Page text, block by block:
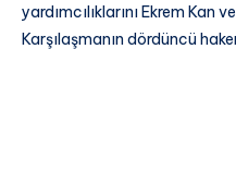
yardımcılıklarını Ekrem Kan
Karşılaşmanın dördüncü